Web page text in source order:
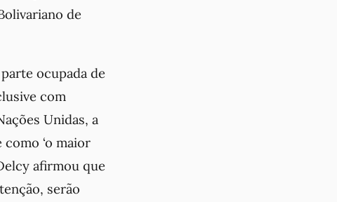
de
ocupada de
com
Unidas, a
‘o maior
afirmou que
serão